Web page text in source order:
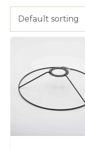
Default sorting